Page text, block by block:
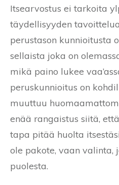
Itsearvostus ei tarkoita
täydellisyyden
perustason kunnioitusta
sellaista joka on
mikä paino lukee
peruskunnioitus on
muuttuu
enää rangaistus siitä,
tapa pitää huolta
ole pakote, vaan valinta,
puolesta.